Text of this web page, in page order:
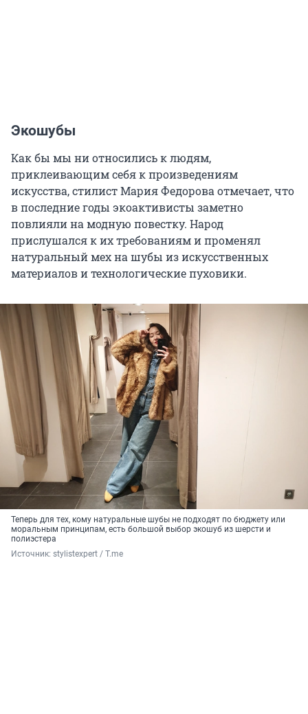
Экошубы
Как бы мы ни относились к людям,
приклеивающим себя к произведениям
искусства, стилист Мария Федорова отмечает, что
в последние годы экоактивисты заметно
повлияли на модную повестку. Народ
прислушался к их требованиям и променял
натуральный мех на шубы из искусственных
материалов и технологические пуховики.
Теперь для тех, кому натуральные шубы не подходят по бюджету или
моральным принципам, есть большой выбор экошуб из шерсти и
полиэстера
Источник: stylistexpert / Т.me